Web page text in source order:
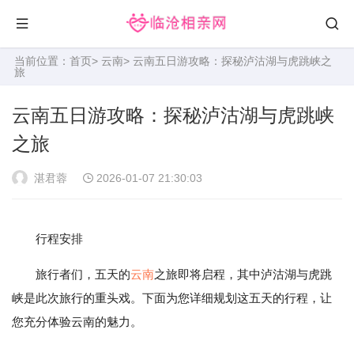
当前位置： 首页> 云南> 云南五日游攻略：探秘泸沽湖与虎跳峡之
旅
云南五日游攻略：探秘泸沽湖与虎跳峡
之旅
湛君蓉 2026-01-07 21:30:03
行程安排
旅行者们，五天的云南之旅即将启程，其中泸沽湖与虎跳
峡是此次旅行的重头戏。下面为您详细规划这五天的行程，让
您充分体验云南的魅力。